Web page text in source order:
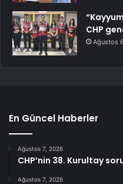
CHP
Ağustos
En Güncel Haberler
Ağustos 7, 2026
CHP’nin 38. Kurultay
Ağustos 7, 2026